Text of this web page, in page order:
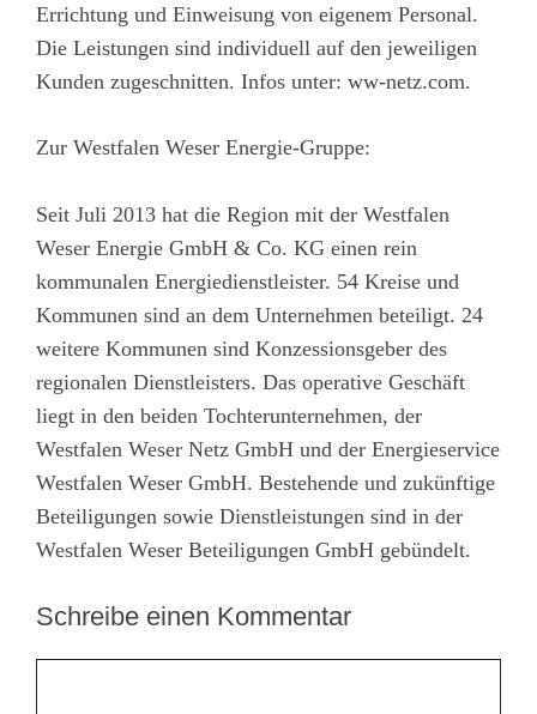
Errichtung und Einweisung von eigenem Personal.
Die Leistungen sind individuell auf den jeweiligen
Kunden zugeschnitten. Infos unter: ww-netz.com.
Zur Westfalen Weser Energie-Gruppe:
Seit Juli 2013 hat die Region mit der Westfalen
Weser Energie GmbH & Co. KG einen rein
kommunalen Energiedienstleister. 54 Kreise und
Kommunen sind an dem Unternehmen beteiligt. 24
weitere Kommunen sind Konzessionsgeber des
regionalen Dienstleisters. Das operative Geschäft
liegt in den beiden Tochterunternehmen, der
Westfalen Weser Netz GmbH und der Energieservice
Westfalen Weser GmbH. Bestehende und zukünftige
Beteiligungen sowie Dienstleistungen sind in der
Westfalen Weser Beteiligungen GmbH gebündelt.
Schreibe einen Kommentar